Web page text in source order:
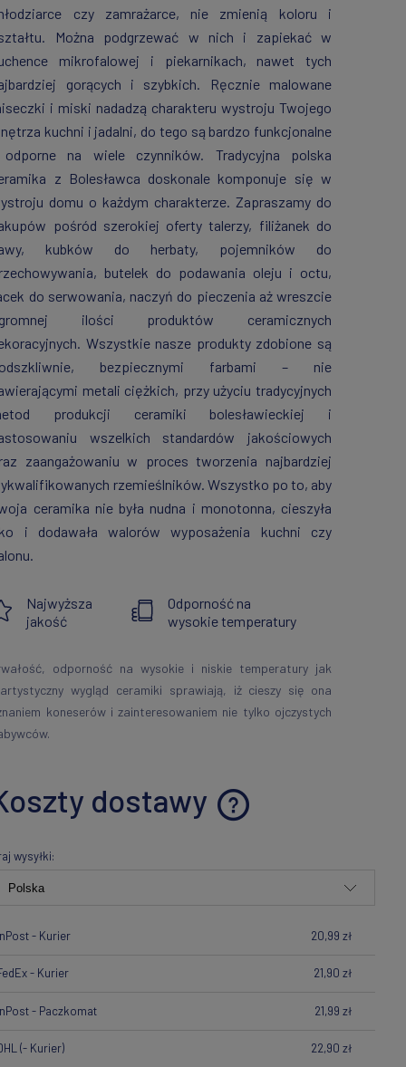
czy zamrażarce, nie zmienią koloru i
Można podgrzewać w nich i zapiekać w
mikrofalowej i piekarnikach, nawet tych
gorących i szybkich. Ręcznie malowane
i miski nadadzą charakteru wystroju Twojego
kuchni i jadalni, do tego są bardzo funkcjonalne
na wiele czynników. Tradycyjna polska
z Bolesławca doskonale komponuje się w
domu o każdym charakterze. Zapraszamy do
pośród szerokiej oferty talerzy, filiżanek do
kubków do herbaty, pojemników do
butelek do podawania oleju i octu,
do serwowania, naczyń do pieczenia aż wreszcie
ilości produktów ceramicznych
Wszystkie nasze produkty zdobione są
bezpiecznymi farbami – nie
metali ciężkich, przy użyciu tradycyjnych
produkcji ceramiki bolesławieckiej i
wszelkich standardów jakościowych
zaangażowaniu w proces tworzenia najbardziej
rzemieślników. Wszystko po to, aby
ceramika nie była nudna i monotonna, cieszyła
i dodawała walorów wyposażenia kuchni czy
Najwyższa
jakość
Odporność na
wysokie temperatury
odporność na wysokie i niskie temperatury jak
wygląd ceramiki sprawiają, iż cieszy się ona
koneserów i zainteresowaniem nie tylko ojczystych
dostawy
wysyłki:
- Kurier 20,99 zł
- Kurier 21,90 zł
- Paczkomat 21,99 zł
(- Kurier) 22,90 zł